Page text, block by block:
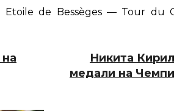
de Bessèges — Tour du
Никита
медали на